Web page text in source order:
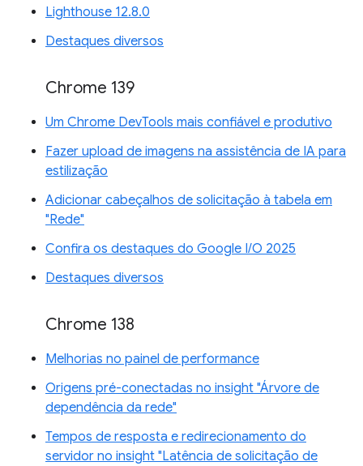
Lighthouse 12.8.0
Destaques diversos
Chrome 139
Um Chrome DevTools mais confiável e produtivo
Fazer upload de imagens na assistência de IA para
estilização
Adicionar cabeçalhos de solicitação à tabela em
"Rede"
Confira os destaques do Google I/O 2025
Destaques diversos
Chrome 138
Melhorias no painel de performance
Origens pré-conectadas no insight "Árvore de
dependência da rede"
Tempos de resposta e redirecionamento do
servidor no insight "Latência de solicitação de